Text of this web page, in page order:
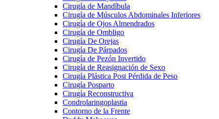
Cirugía de Mandíbula
Cirugía de Músculos Abdominales Inferiores
Cirugía de Ojos Almendrados
Cirugía de Ombligo
Cirugía De Orejas
Cirugía De Párpados
Cirugía de Pezón Invertido
Cirugía de Reasignación de Sexo
Cirugía Plástica Post Pérdida de Peso
Cirugía Posparto
Cirugía Reconstructiva
Condrolaringoplastia
Contorno de la Frente